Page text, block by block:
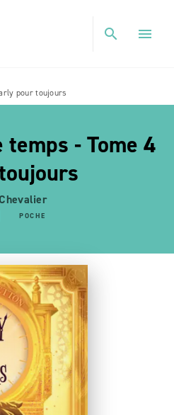
search menu
pour toujours
- Tome 4
POCHE